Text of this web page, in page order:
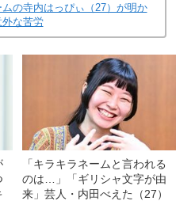
の寺内はっぴぃ（27）が明か
な苦労
「キラキラネームと言われる
のは…」「ギリシャ文字が由
来」芸人・内田べえた（27）